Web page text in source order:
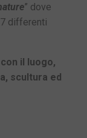
” dove
differenti
il luogo,
scultura ed